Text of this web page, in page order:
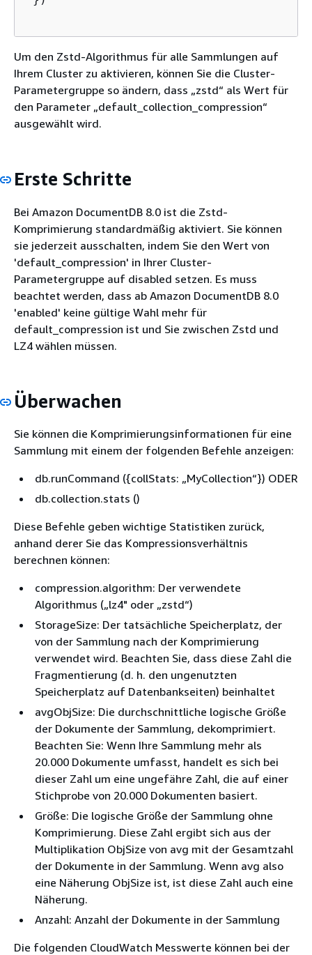
Um den Zstd-Algorithmus für alle Sammlungen auf
Ihrem Cluster zu aktivieren, können Sie die Cluster-
Parametergruppe so ändern, dass „zstd“ als Wert für
den Parameter „default_collection_compression“
ausgewählt wird.
Erste Schritte
Bei Amazon DocumentDB 8.0 ist die Zstd-
Komprimierung standardmäßig aktiviert. Sie können
sie jederzeit ausschalten, indem Sie den Wert von
'default_compression' in Ihrer Cluster-
Parametergruppe auf disabled setzen. Es muss
beachtet werden, dass ab Amazon DocumentDB 8.0
'enabled' keine gültige Wahl mehr für
default_compression ist und Sie zwischen Zstd und
LZ4 wählen müssen.
Überwachen
Sie können die Komprimierungsinformationen für eine
Sammlung mit einem der folgenden Befehle anzeigen:
db.runCommand ({collStats: „MyCollection“}) ODER
db.collection.stats ()
Diese Befehle geben wichtige Statistiken zurück,
anhand derer Sie das Kompressionsverhältnis
berechnen können:
compression.algorithm: Der verwendete
Algorithmus („lz4" oder „zstd“)
StorageSize: Der tatsächliche Speicherplatz, der
von der Sammlung nach der Komprimierung
verwendet wird. Beachten Sie, dass diese Zahl die
Fragmentierung (d. h. den ungenutzten
Speicherplatz auf Datenbankseiten) beinhaltet
avgObjSize: Die durchschnittliche logische Größe
der Dokumente der Sammlung, dekomprimiert.
Beachten Sie: Wenn Ihre Sammlung mehr als
20.000 Dokumente umfasst, handelt es sich bei
dieser Zahl um eine ungefähre Zahl, die auf einer
Stichprobe von 20.000 Dokumenten basiert.
Größe: Die logische Größe der Sammlung ohne
Komprimierung. Diese Zahl ergibt sich aus der
Multiplikation ObjSize von avg mit der Gesamtzahl
der Dokumente in der Sammlung. Wenn avg also
eine Näherung ObjSize ist, ist diese Zahl auch eine
Näherung.
Anzahl: Anzahl der Dokumente in der Sammlung
Die folgenden CloudWatch Messwerte können bei der